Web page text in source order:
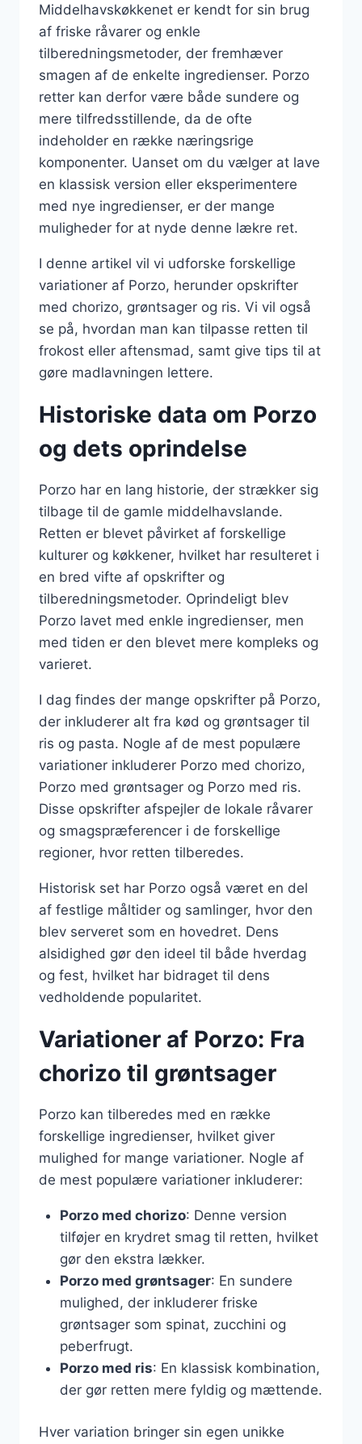
Middelhavskøkkenet er kendt for sin brug
af friske råvarer og enkle
tilberedningsmetoder, der fremhæver
smagen af de enkelte ingredienser. Porzo
retter kan derfor være både sundere og
mere tilfredsstillende, da de ofte
indeholder en række næringsrige
komponenter. Uanset om du vælger at lave
en klassisk version eller eksperimentere
med nye ingredienser, er der mange
muligheder for at nyde denne lækre ret.
I denne artikel vil vi udforske forskellige
variationer af Porzo, herunder opskrifter
med chorizo, grøntsager og ris. Vi vil også
se på, hvordan man kan tilpasse retten til
frokost eller aftensmad, samt give tips til at
gøre madlavningen lettere.
Historiske data om Porzo
og dets oprindelse
Porzo har en lang historie, der strækker sig
tilbage til de gamle middelhavslande.
Retten er blevet påvirket af forskellige
kulturer og køkkener, hvilket har resulteret i
en bred vifte af opskrifter og
tilberedningsmetoder. Oprindeligt blev
Porzo lavet med enkle ingredienser, men
med tiden er den blevet mere kompleks og
varieret.
I dag findes der mange opskrifter på Porzo,
der inkluderer alt fra kød og grøntsager til
ris og pasta. Nogle af de mest populære
variationer inkluderer Porzo med chorizo,
Porzo med grøntsager og Porzo med ris.
Disse opskrifter afspejler de lokale råvarer
og smagspræferencer i de forskellige
regioner, hvor retten tilberedes.
Historisk set har Porzo også været en del
af festlige måltider og samlinger, hvor den
blev serveret som en hovedret. Dens
alsidighed gør den ideel til både hverdag
og fest, hvilket har bidraget til dens
vedholdende popularitet.
Variationer af Porzo: Fra
chorizo til grøntsager
Porzo kan tilberedes med en række
forskellige ingredienser, hvilket giver
mulighed for mange variationer. Nogle af
de mest populære variationer inkluderer:
Porzo med chorizo: Denne version
tilføjer en krydret smag til retten, hvilket
gør den ekstra lækker.
Porzo med grøntsager: En sundere
mulighed, der inkluderer friske
grøntsager som spinat, zucchini og
peberfrugt.
Porzo med ris: En klassisk kombination,
der gør retten mere fyldig og mættende.
Hver variation bringer sin egen unikke